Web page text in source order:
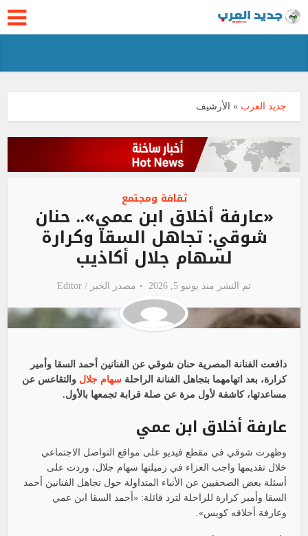
جديد العرب » الأرشيف
ثقافة ومجتمع
«عارفة أخلاق ابن عمي».. حنان
شوقي: تجاهل السقا وكرارة
لسهام جلال أكاذيب
تم النشر منذ يونيو 5, 2026 مصدر الخبر / Editor
دافعت الفنانة المصرية حنان شوقي عن الفنانين أحمد السقا وأمير
كرارة، بعد اتهامهما بتجاهل الفنانة الراحلةسهام جلالوالتقاعس عن
مساعدتها، كاشفة لأول مرة عن صلة قرابة تجمعها بالأول.
عارفة أخلاق ابن عمي
وظهرت شوقي في مقطع فيديو على مواقع التواصل الاجتماعي
خلال تقديمها واجب العزاء في زميلتها سهام جلال، وردت على
أسئلة بعض الصحفيين عن الأنباء المتداولة حول تجاهل الفنانين أحمد
السقا وأمير كرارة للراحلة لترد قائلة: «أحمد السقا ابن عمي
وعارفة أخلاقه كويس».